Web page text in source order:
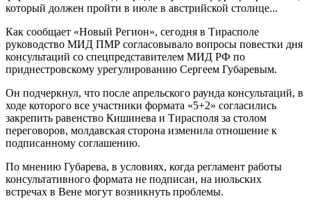
который должен пройти в июле в австрийской столице...
Как сообщает «Новый Регион», сегодня в Тирасполе
руководство МИД ПМР согласовывало вопросы повестки дня
консультаций со спецпредставителем МИД РФ по
приднестровскому урегулированию Сергеем Губаревым.
Он подчеркнул, что после апрельского раунда консультаций, в
ходе которого все участники формата «5+2» согласились
закрепить равенство Кишинева и Тирасполя за столом
переговоров, молдавская сторона изменила отношение к
подписанному соглашению.
По мнению Губарева, в условиях, когда регламент работы
консультативного формата не подписан, на июльских
встречах в Вене могут возникнуть проблемы.